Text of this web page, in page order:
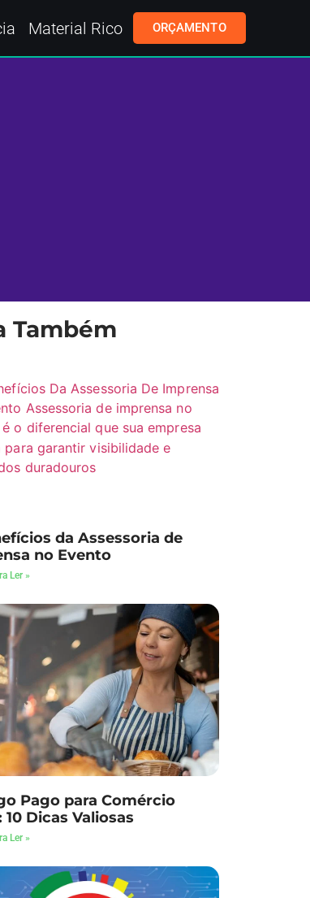
Material Rico ORÇAMENTO
da Assessoria de
no Evento
Ler »
Pago para Comércio
10 Dicas Valiosas
Ler »
Também